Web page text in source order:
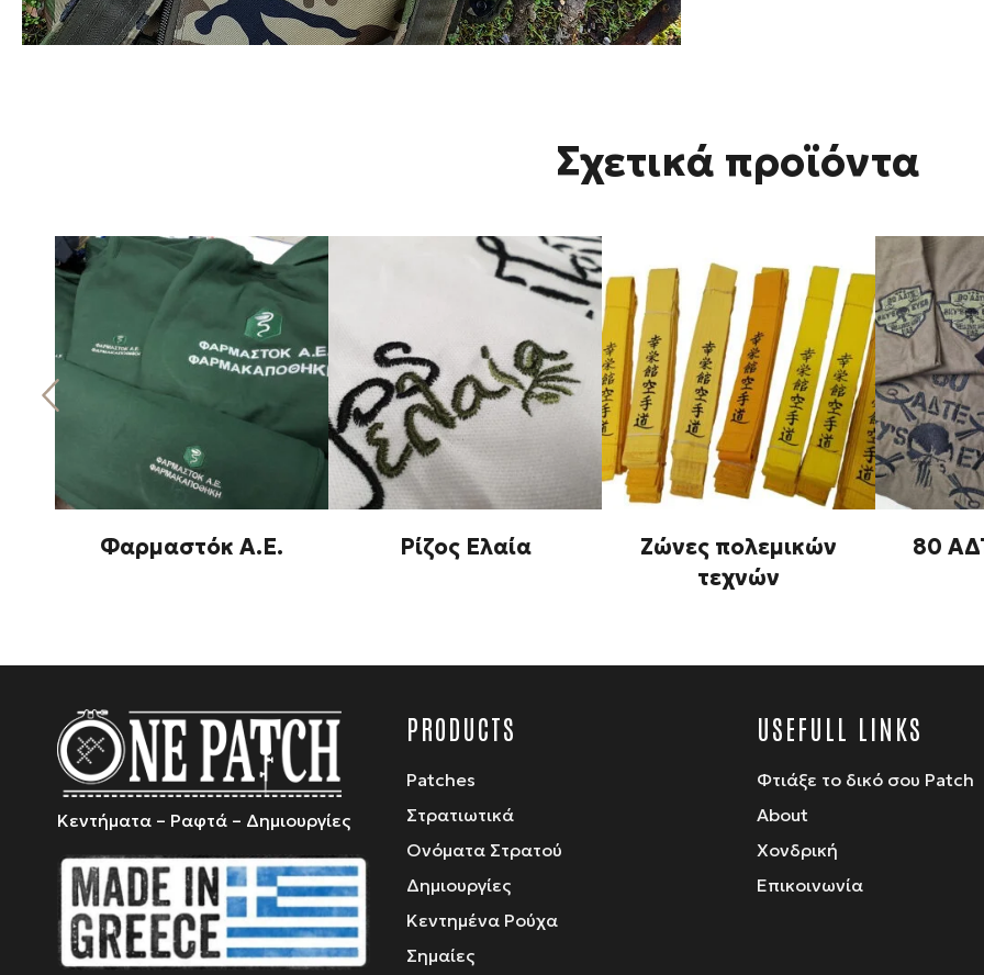
Σχετικά προϊόντα
Φαρμαστόκ Α.Ε. Ρίζος Ελαία
Ζώνες πολεμικών
τεχνών
80
Κεντήματα – Ραφτά – Δημιουργίες
PRODUCTS
Patches
Στρατιωτικά
Ονόματα Στρατού
Δημιουργίες
Κεντημένα Ρούχα
Σημαίες
USEFULL LINKS
Φτιάξε το δικό σου Patch
About
Χονδρική
Επικοινωνία